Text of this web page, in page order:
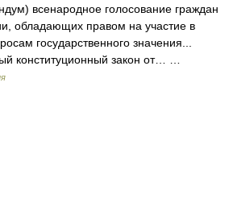
всенародное голосование граждан
обладающих правом на участие в
государственного значения...
конституционный закон от… …